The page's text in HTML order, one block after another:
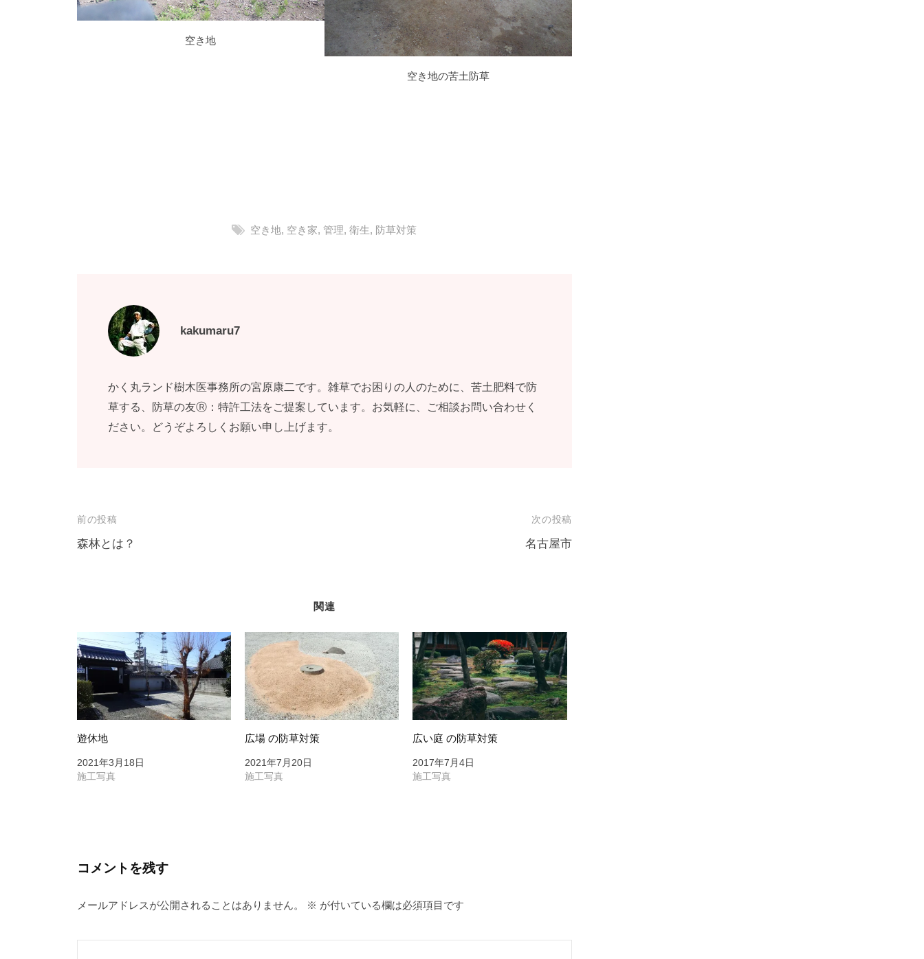
空き地
空き地の苦土防草
空き地, 空き家,管理,衛生, 防草対策
kakumaru7
かく丸ランド樹木医事務所の宮原康二です。雑草でお困りの人のために、苦土肥料で防
草する、防草の友Ⓡ：特許工法をご提案しています。お気軽に、ご相談お問い合わせく
ださい。どうぞよろしくお願い申し上げます。
投
稿
ー
シ
ョ
ン
前の投稿
森林とは？
次の投稿
名古屋市
関連
遊休地
2021年3月18日
施工写真
広場 の防草対策
2021年7月20日
施工写真
広い庭 の防草対策
2017年7月4日
施工写真
コメントを残す
メールアドレスが公開されることはありません。 ※ が付いている欄は必須項目です